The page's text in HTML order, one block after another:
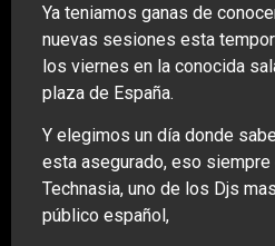
Ya teniamos ganas de
nuevas sesiones esta
los viernes en la conocida
plaza de España.
Y elegimos un día donde
esta asegurado, eso siempre
Technasia, uno de los Djs
público español,